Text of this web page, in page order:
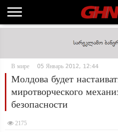
В мире 05 Январь 2012, 12:44
Молдова будет
миротворческого
безопасности
2175